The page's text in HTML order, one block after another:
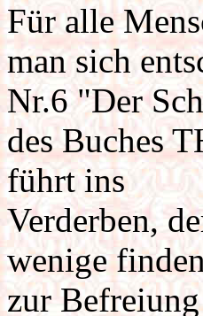
Für alle
man sich
Nr.6 "Der
des Buches
führt ins
Verderben,
wenige
zur